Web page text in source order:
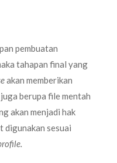
pembuatan
tahapan final yang
akan memberikan
berupa file mentah
akan menjadi hak
digunakan sesuai